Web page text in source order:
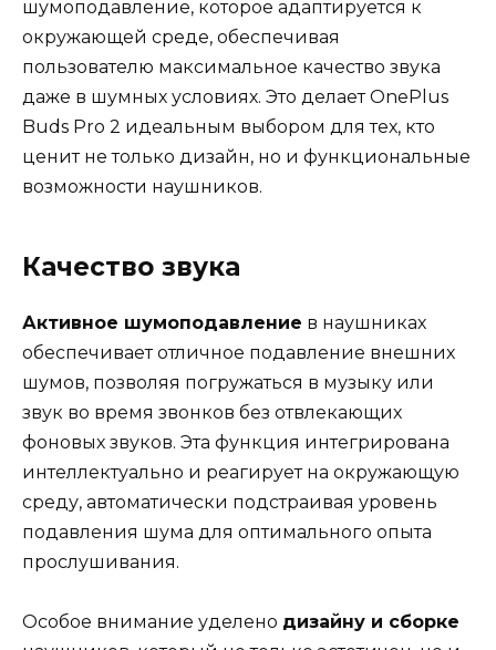
шумоподавление, которое адаптируется к
окружающей среде, обеспечивая
пользователю максимальное качество звука
даже в шумных условиях. Это делает OnePlus
Buds Pro 2 идеальным выбором для тех, кто
ценит не только дизайн, но и функциональные
возможности наушников.
Качество звука
Активное шумоподавление в наушниках
обеспечивает отличное подавление внешних
шумов, позволяя погружаться в музыку или
звук во время звонков без отвлекающих
фоновых звуков. Эта функция интегрирована
интеллектуально и реагирует на окружающую
среду, автоматически подстраивая уровень
подавления шума для оптимального опыта
прослушивания.
Особое внимание уделено дизайну и сборке